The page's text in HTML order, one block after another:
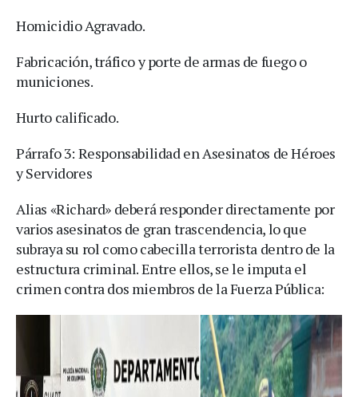
Homicidio Agravado.
Fabricación, tráfico y porte de armas de fuego o
municiones.
Hurto calificado.
Párrafo 3: Responsabilidad en Asesinatos de Héroes
y Servidores
Alias «Richard» deberá responder directamente por
varios asesinatos de gran trascendencia, lo que
subraya su rol como cabecilla terrorista dentro de la
estructura criminal. Entre ellos, se le imputa el
crimen contra dos miembros de la Fuerza Pública: